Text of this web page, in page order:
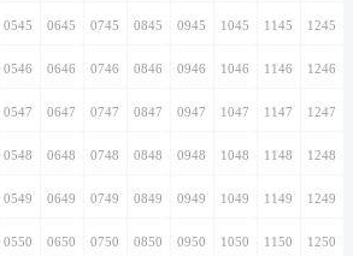
0545 0645 0745 0845 0945 1045 1145 1245
0546 0646 0746 0846 0946 1046 1146 1246
0547 0647 0747 0847 0947 1047 1147 1247
0548 0648 0748 0848 0948 1048 1148 1248
0549 0649 0749 0849 0949 1049 1149 1249
0550 0650 0750 0850 0950 1050 1150 1250